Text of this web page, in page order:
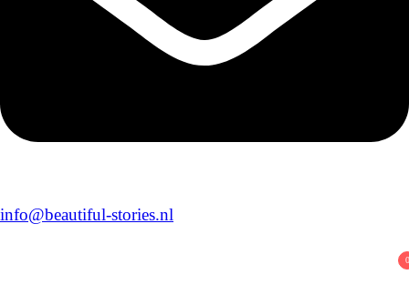
info@beautiful-stories.nl
0